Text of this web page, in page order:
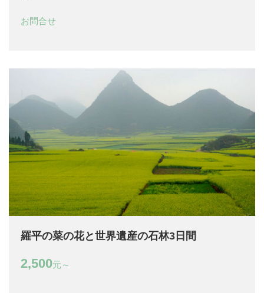
お問合せ
羅平の菜の花と世界遺産の石林3日間
2,500元～